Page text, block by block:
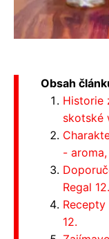
Obsah
Historie
skotské
-
Regal 12.
12.